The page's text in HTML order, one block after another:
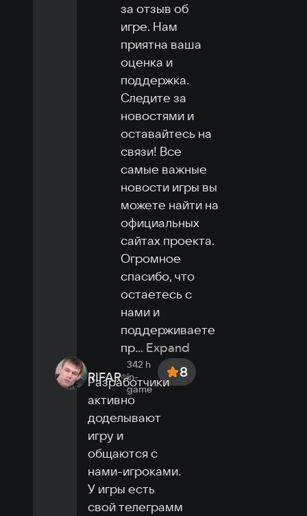
за отзыв об
игре. Нам
приятна ваша
оценка и
поддержка.
Следите за
новостями и
оставайтесь на
связи! Все
самые важные
новости игры вы
можете найти на
официальных
сайтах проекта.
Огромное
спасибо, что
остаетесь с
нами и
поддерживаете
пр... Expand
RIFAR
342 h
in-
game
8
Разработчики
активно
доделывают
игру и
общаются с
нами-игроками.
У игры есть
свой телеграмм